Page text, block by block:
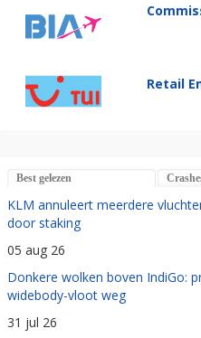
Retail
Best gelezen
KLM annuleert meerdere
door staking
05 aug 26
Donkere wolken boven IndiGo:
widebody-vloot weg
31 jul 26